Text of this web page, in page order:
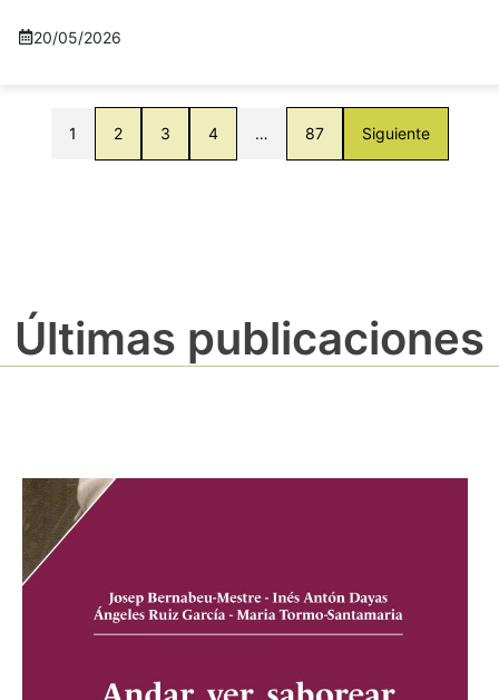
20/05/2026
1 2 3 4 … 87 Siguiente
Últimas publicaciones